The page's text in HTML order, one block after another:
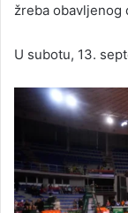
žreba obavljenog
U subotu, 13.